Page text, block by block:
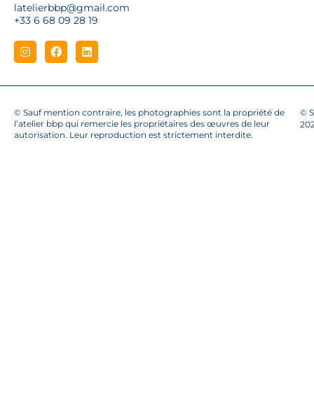
latelierbbp@gmail.com
+33 6 68 09 28 19
© Sauf mention contraire, les photographies sont la propriété de
l’atelier bbp qui remercie les propriétaires des œuvres de leur
autorisation. Leur reproduction est strictement interdite.
©